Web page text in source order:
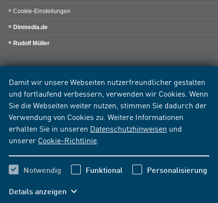
Damit wir unsere Webseiten nutzerfreundlicher gestalten
und fortlaufend verbessern, verwenden wir Cookies. Wenn
Sie die Webseiten weiter nutzen, stimmen Sie dadurch der
Verwendung von Cookies zu. Weitere Informationen
erhalten Sie in unseren Datenschutzhinweisen und
unserer Cookie-Richtlinie
Notwendig Funktional Personalisierung
Details anzeigen
Cookie-Einstellungen
Dinmedia.de
Rudolf Müller